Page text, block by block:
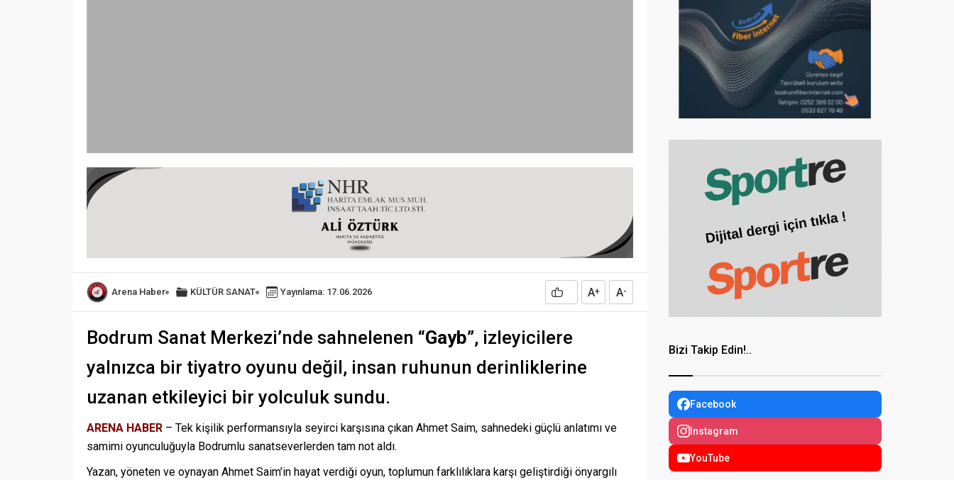
Arena Haber KÜLTÜR SANAT Yayınlama: 17.06.2026 A+ A-
Bodrum Sanat Merkezi’nde sahnelenen “Gayb”, izleyicilere
yalnızca bir tiyatro oyunu değil, insan ruhunun derinliklerine
uzanan etkileyici bir yolculuk sundu.
ARENA HABER – Tek kişilik performansıyla seyirci karşısına çıkan Ahmet Saim, sahnedeki güçlü anlatımı ve
samimi oyunculuğuyla Bodrumlu sanatseverlerden tam not aldı.
Yazan, yöneten ve oynayan Ahmet Saim’in hayat verdiği oyun, toplumun farklılıklara karşı geliştirdiği önyargılı
Bizi Takip Edin!..
Facebook
Instagram
YouTube